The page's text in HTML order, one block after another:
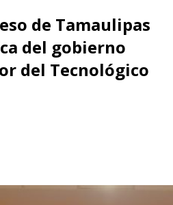
de Tamaulipas
del gobierno
del Tecnológico